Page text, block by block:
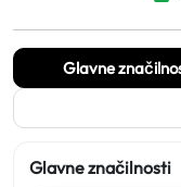
Glavne
Glavne značilnosti